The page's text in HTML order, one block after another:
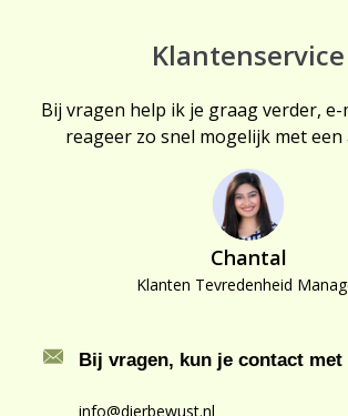
Klantenservice
Bij vragen help ik je graag verder,
reageer zo snel mogelijk met
Chantal
Klanten Tevredenheid
Bij vragen, kun je contact met
info@dierbewust.nl